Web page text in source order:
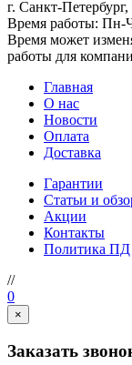
г. Санкт-
Время работы: Пн-
Время может
работы для
Главная
О нас
Новости
Оплата
Доставка
Гарантии
Статьи и
Акции
Контакты
Политика ПД
//
0
×
Заказать